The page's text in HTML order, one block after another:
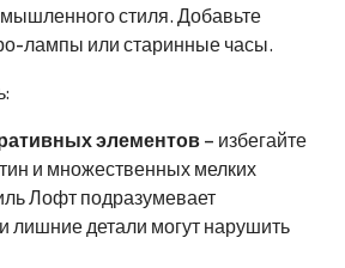
стиля. Добавьте
лампы или старинные часы.
элементов – избегайте
и множественных мелких
Лофт подразумевает
лишние детали могут нарушить